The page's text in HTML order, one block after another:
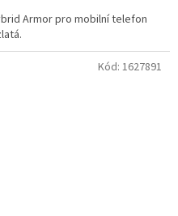
Armor pro mobilní telefon
Kód: 1627891